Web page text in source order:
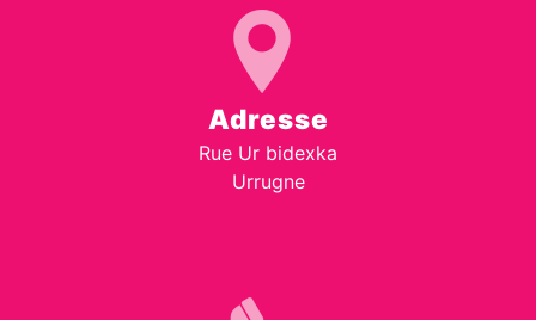
Adresse
Rue Ur bidexka
Urrugne